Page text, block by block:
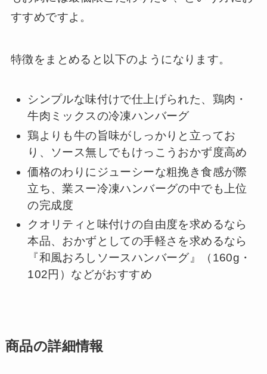
すすめですよ。
特徴をまとめると以下のようになります。
シンプルな味付けで仕上げられた、鶏肉・
牛肉ミックスの冷凍ハンバーグ
鶏よりも牛の旨味がしっかりと立ってお
り、ソース無しでもけっこうおかず度高め
価格のわりにジューシーな粗挽き食感が際
立ち、業スー冷凍ハンバーグの中でも上位
の完成度
クオリティと味付けの自由度を求めるなら
本品、おかずとしての手軽さを求めるなら
『和風おろしソースハンバーグ』（160g・
102円）などがおすすめ
商品の詳細情報